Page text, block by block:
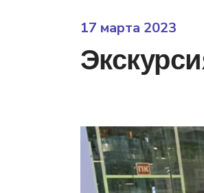
17 марта 2023